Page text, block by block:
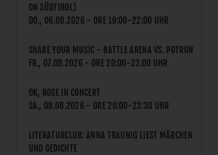
ON SÜDTIROL)
DO., 06.08.2026 - ORE 19:00-22:00 UHR
SHARE YOUR MUSIC - BATTLE ARENA VS. POTRON
FR., 07.08.2026 - ORE 20:00-23:00 UHR
OK, ROSE IN CONCERT
SA., 08.08.2026 - ORE 20:00-23:30 UHR
LITERATURCLUB: ANNA TRAUNIG LIEST MÄRCHEN
UND GEDICHTE